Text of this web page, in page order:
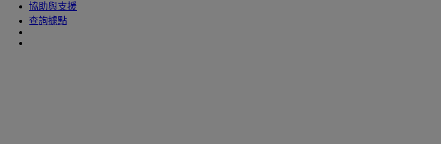
協助與支援
查詢據點